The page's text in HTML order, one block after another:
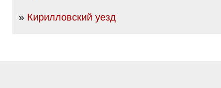
» Кирилловский уезд